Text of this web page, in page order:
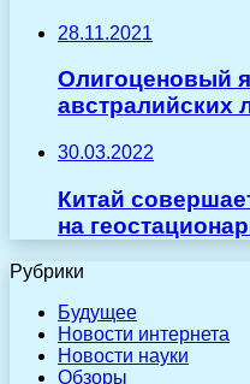
28.11.2021
Олигоценовый
австралийских
30.03.2022
Китай
на
Рубрики
Будущее
Новости интернета
Новости науки
Обзоры